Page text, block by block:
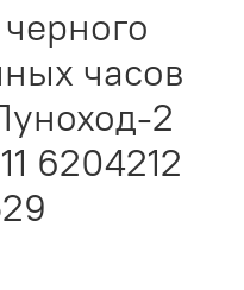
часов
2
6204212